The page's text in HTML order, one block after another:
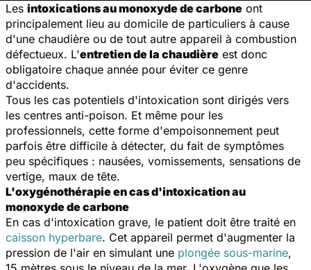
Les intoxications au monoxyde de carbone ont
principalement lieu au domicile de particuliers à cause
d'une chaudière ou de tout autre appareil à combustion
défectueux. L'entretien de la chaudière est donc
obligatoire chaque année pour éviter ce genre
d'accidents.
Tous les cas potentiels d'intoxication sont dirigés vers
les centres anti-poison. Et même pour les
professionnels, cette forme d'empoisonnement peut
parfois être difficile à détecter, du fait de symptômes
peu spécifiques : nausées, vomissements, sensations de
vertige, maux de tête.
L'oxygénothérapie en cas d'intoxication au
monoxyde de carbone
En cas d'intoxication grave, le patient doit être traité en
caisson hyperbare. Cet appareil permet d'augmenter la
pression de l'air en simulant une plongée sous-marine,